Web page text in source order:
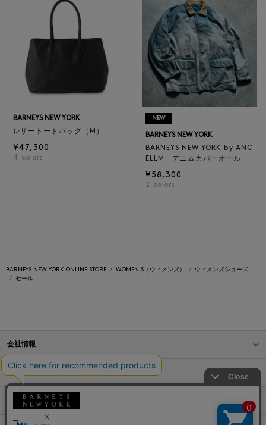
BARNEYS NEW YORK
レザートートバッグ（M）
¥47,300
4 colors
NEW
BARNEYS NEW YORK
BARNEYS NEW YORK by ANC
ELLM デニムカバーオール
¥58,300
2 colors
BARNEYS NEW YORK ONLINE STORE WOMEN'S（ウィメンズ）
ウィメンズシューズ
セール
会社情報
オンラインストアショッピングガイド
店舗情報